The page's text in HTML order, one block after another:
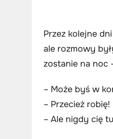
Przez kolejne
ale rozmowy
zostanie na noc
– Może byś w
– Przecież robię!
– Ale nigdy cię